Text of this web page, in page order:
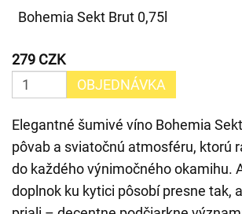
Bohemia Sekt Brut 0,75l
279 CZK
OBJEDNÁVKA
Elegantné šumivé víno Bohemia
pôvab a sviatočnú atmosféru, ktorú
do každého výnimočného okamihu.
doplnok ku kytici pôsobí presne tak,